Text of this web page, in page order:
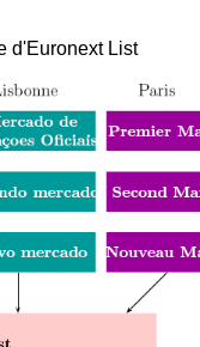
d'Euronext List